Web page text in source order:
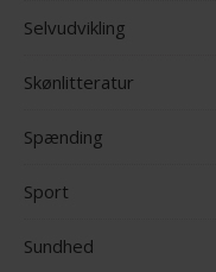
Selvudvikling
Skønlitteratur
Spænding
Sport
Sundhed